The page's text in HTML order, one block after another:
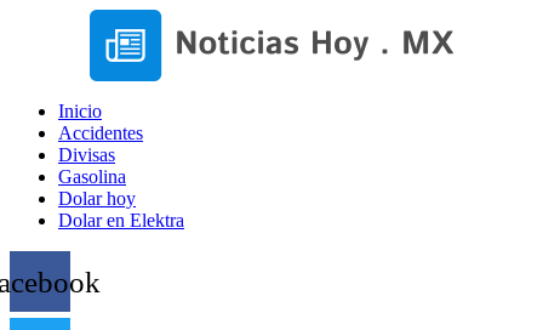
Inicio
Accidentes
Divisas
Gasolina
Dolar hoy
Dolar en Elektra